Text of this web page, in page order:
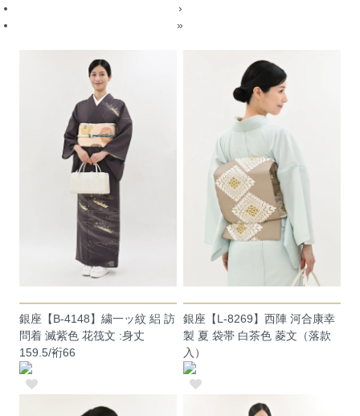
›
»
銀座【B-4148】繍一ッ紋 絽 訪
問着 滅紫色 花筏文 :身丈
159.5/裄66
銀座【L-8269】西陣 河合康幸
製 夏 袋帯 白茶色 菱文（落款
入）